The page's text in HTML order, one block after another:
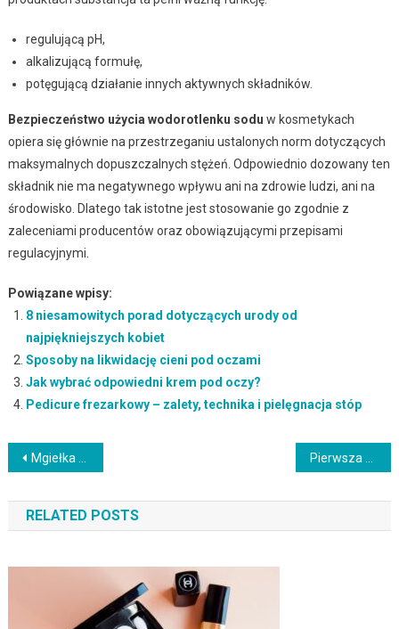
regulującą pH,
alkalizującą formułę,
potęgującą działanie innych aktywnych składników.
Bezpieczeństwo użycia wodorotlenku sodu w kosmetykach
opiera się głównie na przestrzeganiu ustalonych norm dotyczących
maksymalnych dopuszczalnych stężeń. Odpowiednio dozowany ten
składnik nie ma negatywnego wpływu ani na zdrowie ludzi, ani na
środowisko. Dlatego tak istotne jest stosowanie go zgodnie z
zaleceniami producentów oraz obowiązującymi przepisami
regulacyjnymi.
Powiązane wpisy:
8 niesamowitych porad dotyczących urody od
najpiękniejszych kobiet
Sposoby na likwidację cieni pod oczami
Jak wybrać odpowiedni krem pod oczy?
Pedicure frezarkowy – zalety, technika i pielęgnacja stóp
Nawigacja
wpisu
Mgiełka do twarzy – co warto wiedzieć o jej zastosowaniu i przepisach?
RELATED POSTS